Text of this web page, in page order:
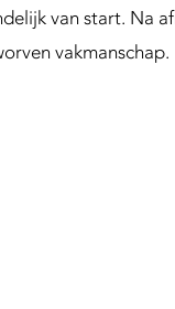
van start. Na
vakmanschap.